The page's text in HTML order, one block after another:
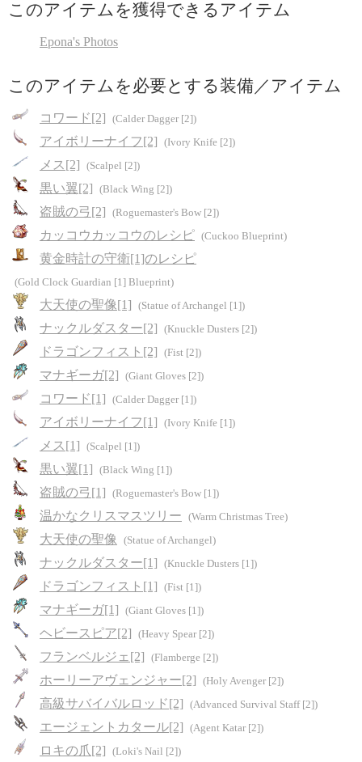
このアイテムを獲得できるアイテム
Epona's Photos
このアイテムを必要とする装備／アイテム
コワード[2] (Calder Dagger [2])
アイボリーナイフ[2] (Ivory Knife [2])
メス[2] (Scalpel [2])
黒い翼[2] (Black Wing [2])
盗賊の弓[2] (Roguemaster's Bow [2])
カッコウカッコウのレシピ (Cuckoo Blueprint)
黄金時計の守衛[1]のレシピ
(Gold Clock Guardian [1] Blueprint)
大天使の聖像[1] (Statue of Archangel [1])
ナックルダスター[2] (Knuckle Dusters [2])
ドラゴンフィスト[2] (Fist [2])
マナギーガ[2] (Giant Gloves [2])
コワード[1] (Calder Dagger [1])
アイボリーナイフ[1] (Ivory Knife [1])
メス[1] (Scalpel [1])
黒い翼[1] (Black Wing [1])
盗賊の弓[1] (Roguemaster's Bow [1])
温かなクリスマスツリー (Warm Christmas Tree)
大天使の聖像 (Statue of Archangel)
ナックルダスター[1] (Knuckle Dusters [1])
ドラゴンフィスト[1] (Fist [1])
マナギーガ[1] (Giant Gloves [1])
ヘビースピア[2] (Heavy Spear [2])
フランベルジェ[2] (Flamberge [2])
ホーリーアヴェンジャー[2] (Holy Avenger [2])
高級サバイバルロッド[2] (Advanced Survival Staff [2])
エージェントカタール[2] (Agent Katar [2])
ロキの爪[2] (Loki's Nail [2])